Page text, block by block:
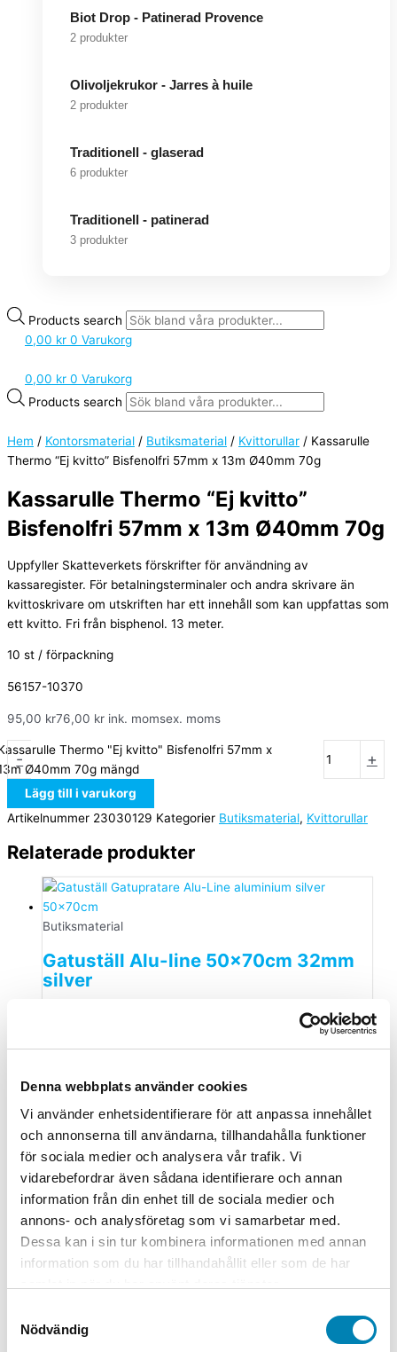
Denna webbplats använder cookies
Vi använder enhetsidentifierare för att anpassa innehållet
och annonserna till användarna, tillhandahålla funktioner
för sociala medier och analysera vår trafik. Vi
vidarebefordrar även sådana identifierare och annan
information från din enhet till de sociala medier och
annons- och analysföretag som vi samarbetar med.
Dessa kan i sin tur kombinera informationen med annan
information som du har tillhandahållit eller som de har
Nödvändig
Biot Drop - Patinerad Provence
2 produkter
Olivoljekrukor - Jarres à huile
2 produkter
Traditionell - glaserad
6 produkter
Traditionell - patinerad
3 produkter
Products search
0,00 kr 0 Varukorg
0,00 kr 0 Varukorg
Products search
Hem / Kontorsmaterial / Butiksmaterial / Kvittorullar / Kassarulle
Thermo “Ej kvitto” Bisfenolfri 57mm x 13m Ø40mm 70g
Kassarulle Thermo “Ej kvitto”
Bisfenolfri 57mm x 13m Ø40mm 70g
Uppfyller Skatteverkets förskrifter för användning av
kassaregister. För betalningsterminaler och andra skrivare än
kvittoskrivare om utskriften har ett innehåll som kan uppfattas som
ett kvitto. Fri från bisphenol. 13 meter.
10 st / förpackning
56157-10370
95,00 kr76,00 kr ink. momsex. moms
-
Thermo "Ej kvitto" Bisfenolfri 57mm x
Ø40mm 70g mängd
+
Lägg till i varukorg
Artikelnummer 23030129 Kategorier Butiksmaterial, Kvittorullar
Relaterade produkter
Butiksmaterial
Gatuställ Alu-line 50x70cm 32mm
silver
Lägg till i
Gatuställ Mäklarställ vit A3L
935,00kr748,00kr ink. momsex. moms
Lägg till i
varukorg
Butiksmaterial
Gatuställ Mäklarställ Svart A3L
svart
935,00kr748,00kr ink. momsex. moms
Lägg till i